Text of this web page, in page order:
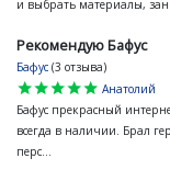
и выбрать материалы,
Рекомендую Бафус
Бафус (3 отзыва)
star
star
star
star
star
Анатолий
Бафус прекрасный
всегда в наличии. Брал
перс...